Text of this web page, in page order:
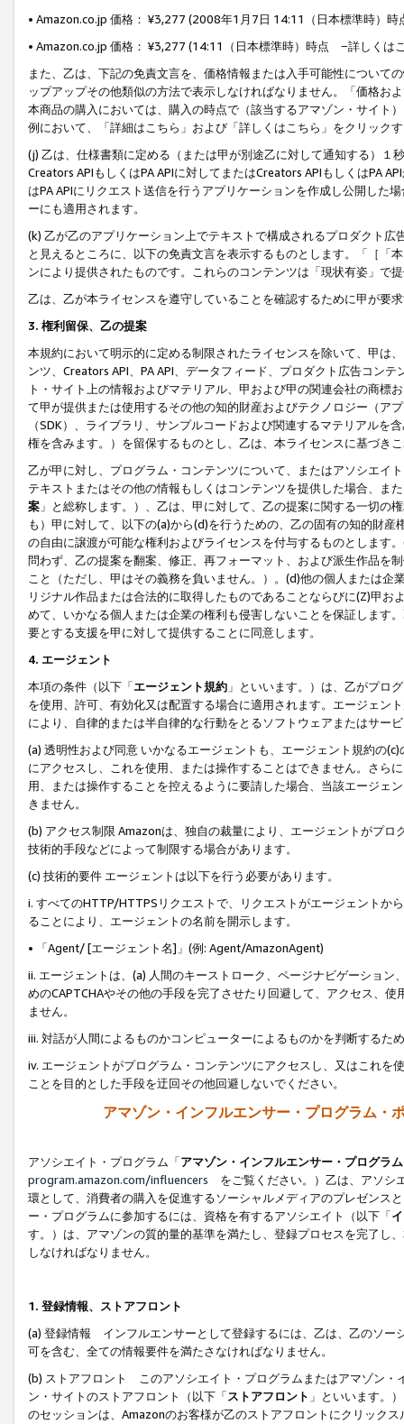
• Amazon.co.jp 価格： ¥3,277 (2008年1月7日 14:11（日本標準時）
• Amazon.co.jp 価格： ¥3,277 (14:11（日本標準時）時点 −詳しくは
また、乙は、下記の免責文言を、価格情報または入手可能性について
ップアップその他類似の方法で表示しなければなりません。「価格
本商品の購入においては、購入の時点で（該当するアマゾン・サイト
例において、「詳細はこちら」および「詳しくはこちら」をクリック
(j) 乙は、仕様書類に定める（または甲が別途乙に対して通知する）
Creators APIもしくはPA APIに対してまたはCreators APIもしくはPA
はPA APIにリクエスト送信を行うアプリケーションを作成し公開した
ーにも適用されます。
(k) 乙が乙のアプリケーション上でテキストで構成されるプロダクト
と見えるところに、以下の免責文言を表示するものとします。「［「
ンにより提供されたものです。これらのコンテンツは「現状有姿」で
乙は、乙が本ライセンスを遵守していることを確認するために甲が要
3. 権利留保、乙の提案
本規約において明示的に定める制限されたライセンスを除いて、甲は
ンツ、Creators API、PA API、データフィード、プロダクト広告コン
ト・サイト上の情報およびマテリアル、甲および甲の関連会社の商
て甲が提供または使用するその他の知的財産およびテクノロジー（ア
（SDK）、ライブラリ、サンプルコードおよび関連するマテリアル
権を含みます。）を留保するものとし、乙は、本ライセンスに基づき
乙が甲に対し、プログラム・コンテンツについて、またはアソシエイ
テキストまたはその他の情報もしくはコンテンツを提供した場合、ま
案 」と総称します。）、乙は、甲に対して、乙の提案に関する一切
も）甲に対して、以下の(a)から(d)を行うための、乙の固有の知的財
の自由に譲渡が可能な権利およびライセンスを付与するものとします
問わず、乙の提案を翻案、修正、再フォーマット、および派生作品を
こと（ただし、甲はその義務を負いません。）。(d)他の個人または
リジナル作品または合法的に取得したものであることならびに(Z)甲
めて、いかなる個人または企業の権利も侵害しないことを保証します
要とする支援を甲に対して提供することに同意します。
4. エージェント
本項の条件（以下「エージェント規約 」といいます。）は、乙がプロ
を使用、許可、有効化又は配置する場合に適用されます。エージェン
により、自律的または半自律的な行動をとるソフトウェアまたはサー
(a) 透明性および同意 いかなるエージェントも、エージェント規約の
にアクセスし、これを使用、または操作することはできません。さら
用、または操作することを控えるように要請した場合、当該エージェ
きません。
(b) アクセス制限 Amazonは、独自の裁量により、エージェントがプ
技術的手段などによって制限する場合があります。
(c) 技術的要件 エージェントは以下を行う必要があります。
i. すべてのHTTP/HTTPSリクエストで、リクエストがエージェントか
ることにより、エージェントの名前を開示します。
• 「Agent/ [エージェント名]」(例: Agent/AmazonAgent)
ii. エージェントは、(a) 人間のキーストローク、ページナビゲーショ
めのCAPTCHAやその他の手段を完了させたり回避して、アクセス、
ません。
iii. 対話が人間によるものかコンピューターによるものかを判断するた
iv. エージェントがプログラム・コンテンツにアクセスし、又はこれ
ことを目的とした手段を迂回その他回避しないでください。
アマゾン・インフルエンサー・プログラム・
アソシエイト・プログラム「アマゾン・インフルエンサー・プログラム
program.amazon.com/influencers をご覧ください。）乙は、アソシ
環として、消費者の購入を促進するソーシャルメディアのプレゼンス
ー・プログラムに参加するには、資格を有するアソシエイト（以下「
す。）は、アマゾンの質的量的基準を満たし、登録プロセスを完了し、
しなければなりません。
1. 登録情報、ストアフロント
(a) 登録情報 インフルエンサーとして登録するには、乙は、乙のソー
可を含む、全ての情報要件を満たさなければなりません。
(b) ストアフロント このアソシエイト・プログラムまたはアマゾン・
ン・サイトのストアフロント（以下「ストアフロント 」といいます。
のセッションは、Amazonのお客様が乙のストアフロントにクリック